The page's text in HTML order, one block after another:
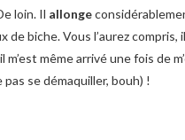
loin. Il allonge
biche. Vous l’aurez compris,
même arrivé une fois de
se démaquiller, bouh) !